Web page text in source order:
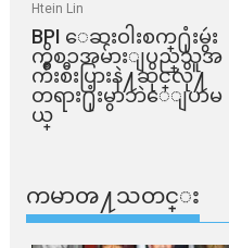
Htein Lin
BPI ​ေဆးဝါးစက္​႐ုံးမွဴး
ကိစၥအမ်ားျပည္​သူအ
က်ိဳးစီးပြားနဲ႔ဆိုင္​လို႔
တရား႐ုံးမွာဘဲေျပာမ
ယ္​
ကမာၻ႔သတင္း